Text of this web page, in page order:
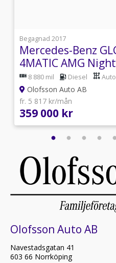
Begagnad 2017
Mercedes-Benz
4MATIC AMG
8 880 mil Diesel
Olofsson Auto AB
fr. 5 817 kr/mån
359 000 kr
Olofsson Auto AB
Navestadsgatan 41
603 66 Norrköping